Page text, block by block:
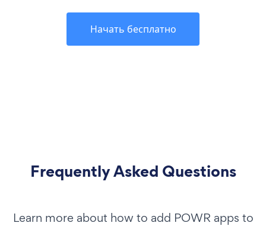
Начать бесплатно
Frequently Asked Questions
Learn more about how to add POWR apps to